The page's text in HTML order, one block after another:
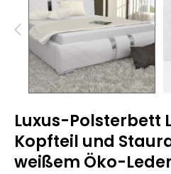
Luxus-Polsterbett
Kopfteil und
weißem Öko-